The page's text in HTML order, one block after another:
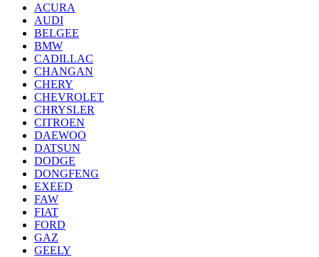
ACURA
AUDI
BELGEE
BMW
CADILLAC
CHANGAN
CHERY
CHEVROLET
CHRYSLER
CITROEN
DAEWOO
DATSUN
DODGE
DONGFENG
EXEED
FAW
FIAT
FORD
GAZ
GEELY